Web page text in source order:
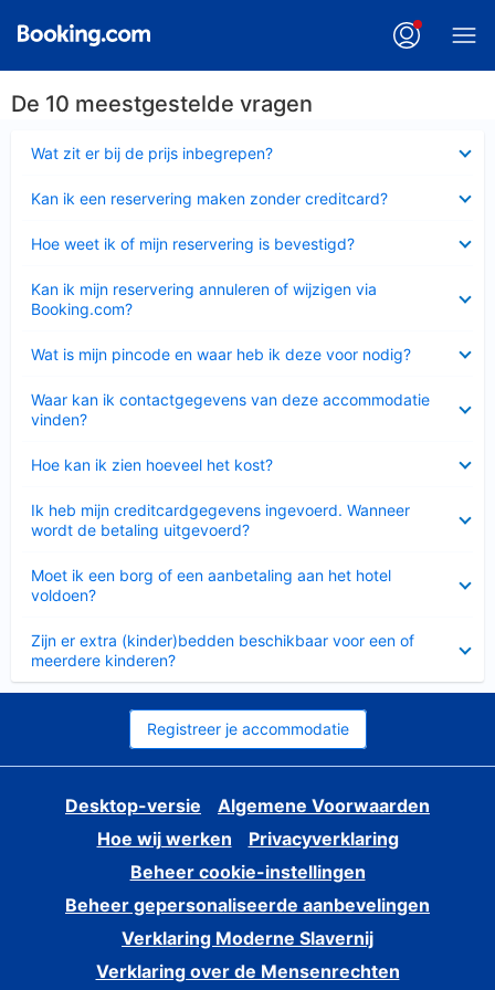
De 10 meestgestelde vragen
Wat zit er bij de prijs inbegrepen?
Kan ik een reservering maken zonder creditcard?
Hoe weet ik of mijn reservering is bevestigd?
Kan ik mijn reservering annuleren of wijzigen via
Booking.com?
Wat is mijn pincode en waar heb ik deze voor nodig?
Waar kan ik contactgegevens van deze accommodatie
vinden?
Hoe kan ik zien hoeveel het kost?
Ik heb mijn creditcardgegevens ingevoerd. Wanneer
wordt de betaling uitgevoerd?
Moet ik een borg of een aanbetaling aan het hotel
voldoen?
Zijn er extra (kinder)bedden beschikbaar voor een of
meerdere kinderen?
Registreer je accommodatie
Desktop-versie
Algemene Voorwaarden
Hoe wij werken
Privacyverklaring
Beheer cookie-instellingen
Beheer gepersonaliseerde aanbevelingen
Verklaring Moderne Slavernij
Verklaring over de Mensenrechten